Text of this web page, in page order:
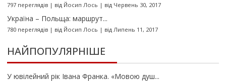
797 переглядів| від Йосип Лось | від Червень 30, 2017
Україна – Польща: маршрут...
780 переглядів| від Йосип Лось | від Липень 11, 2017
НАЙПОПУЛЯРНІШЕ
У ювілейний рік Івана Франка. «Мовою душ...